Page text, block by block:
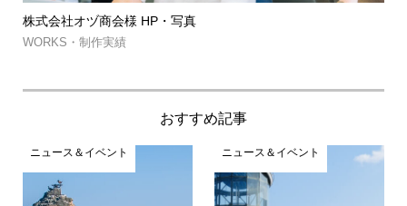
株式会社オヅ商会様 HP・写真
WORKS・制作実績
おすすめ記事
ニュース＆イベント ニュース＆イベント